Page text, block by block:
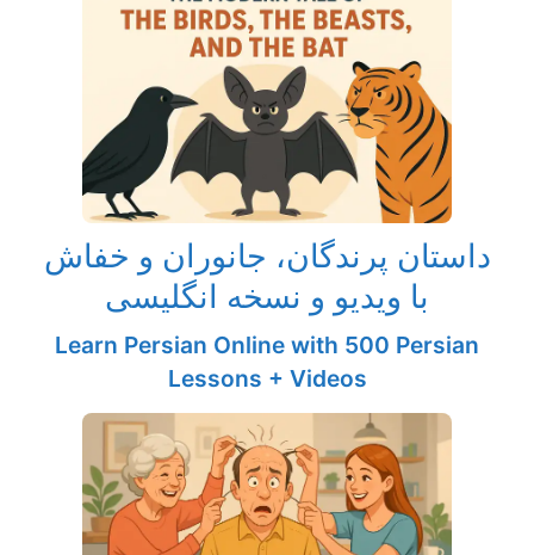
داستان پرندگان، جانوران و خفاش
با ویدیو و نسخه انگلیسی
Learn Persian Online with 500 Persian
Lessons + Videos